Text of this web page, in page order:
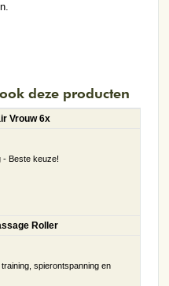
deze producten
Vrouw 6x
- Beste keuze!
Roller
spierontspanning en